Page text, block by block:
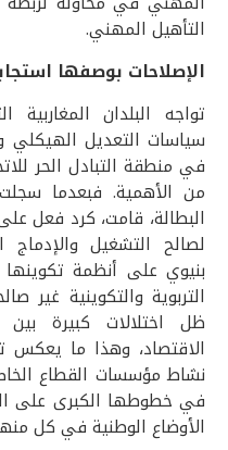
التأهيل المهني.
الإصلاحات بوصفها
تواجه البلدان المغاربية
سياسات التعديل الهيكلي
في منطقة التبادل الحر
من الأهمية. فبعدما
البطالة، قامت، كرد فعل
لصالح التشغيل
بنيوي على أنظمة
التربوية والتكوينية
ظل اختلالات كبيرة بين
الاقتصاد، وهذا ما
نشاط مؤسسات القطاع
في خطوطها الكبرى على
الأوضاع الوطنية في كل